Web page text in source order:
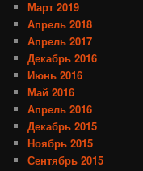
Март 2019
Апрель 2018
Апрель 2017
Декабрь 2016
Июнь 2016
Май 2016
Апрель 2016
Декабрь 2015
Ноябрь 2015
Сентябрь 2015